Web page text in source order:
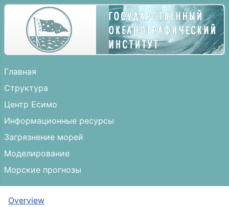
Главная
Структура
Центр Есимо
Информационные ресурсы
Загрязнение морей
Моделирование
Морские прогнозы
Overview